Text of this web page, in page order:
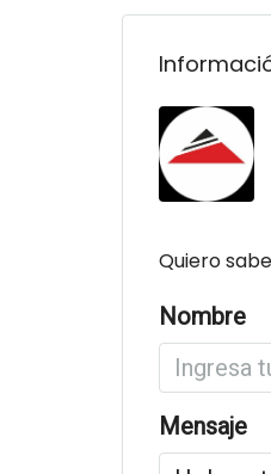
Quiero
Nombre
Mensaje